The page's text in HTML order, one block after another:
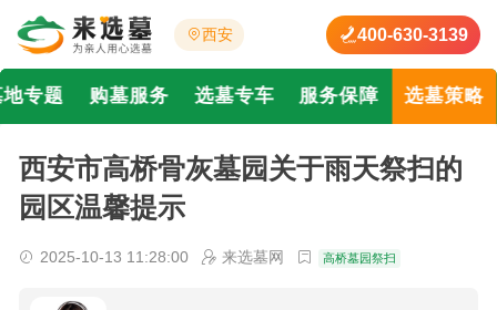
西安 400-630-3139
地专题 购墓服务 选墓专车 服务保障 选墓策略
西安市高桥骨灰墓园关于雨天祭扫的
园区温馨提示
2025-10-13 11:28:00 来选墓网 高桥墓园祭扫